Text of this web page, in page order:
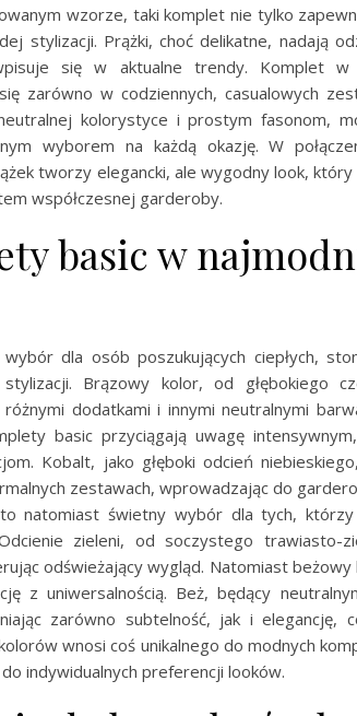
wzorze, taki komplet nie tylko
stylizacji. Prążki, choć delikatne, nadają
się w aktualne trendy. Komplet
zarówno w codziennych, casualowych
kolorystyce i prostym fasonom,
wyborem na każdą okazję. W
tworzy elegancki, ale wygodny look, który
współczesnej garderoby.
basic w
dla osób poszukujących ciepłych,
Brązowy kolor, od głębokiego
dodatkami i innymi neutralnymi
basic przyciągają uwagę
Kobalt, jako głęboki odcień
zestawach, wprowadzając do
natomiast świetny wybór dla tych, którzy
zieleni, od soczystego trawiasto-
odświeżający wygląd. Natomiast
z uniwersalnością. Beż, będący
zarówno subtelność, jak i elegancję,
wnosi coś unikalnego do modnych
indywidualnych preferencji looków.